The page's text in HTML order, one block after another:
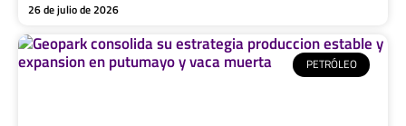
26 de julio de 2026
PETRÓLEO